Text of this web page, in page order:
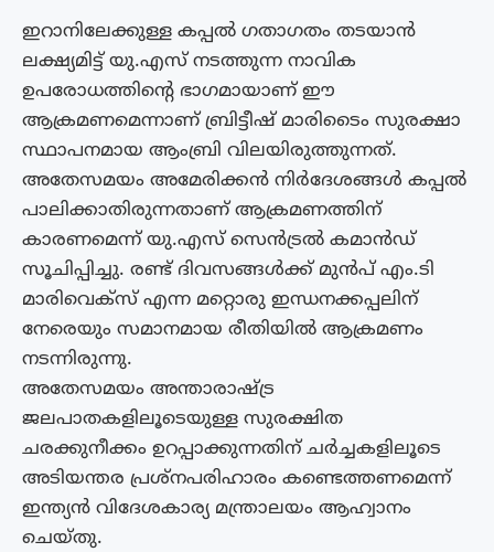
ഇറാനിലേക്കുള്ള കപ്പൽ ഗതാഗതം തടയാൻ
ലക്ഷ്യമിട്ട് യു.എസ് നടത്തുന്ന നാവിക
ഉപരോധത്തിന്റെ ഭാഗമായാണ് ഈ
ആക്രമണമെന്നാണ് ബ്രിട്ടീഷ് മാരിടൈം സുരക്ഷാ
സ്ഥാപനമായ ആംബ്രി വിലയിരുത്തുന്നത്.
അതേസമയം അമേരിക്കൻ നിർദേശങ്ങൾ കപ്പൽ
പാലിക്കാതിരുന്നതാണ് ആക്രമണത്തിന്
കാരണമെന്ന് യു.എസ് സെൻട്രൽ കമാൻഡ്
സൂചിപ്പിച്ചു. രണ്ട് ദിവസങ്ങൾക്ക് മുൻപ് എം.ടി
മാരിവെക്സ് എന്ന മറ്റൊരു ഇന്ധനക്കപ്പലിന്
നേരെയും സമാനമായ രീതിയിൽ ആക്രമണം
നടന്നിരുന്നു.
അതേസമയം അന്താരാഷ്ട്ര
ജലപാതകളിലൂടെയുള്ള സുരക്ഷിത
ചരക്കുനീക്കം ഉറപ്പാക്കുന്നതിന് ചർച്ചകളിലൂടെ
അടിയന്തര പ്രശ്‌നപരിഹാരം കണ്ടെത്തണമെന്ന്
ഇന്ത്യൻ വിദേശകാര്യ മന്ത്രാലയം ആഹ്വാനം
ചെയ്തു‌.